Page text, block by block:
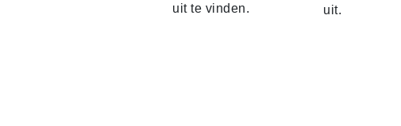
uit te vinden.
uit.